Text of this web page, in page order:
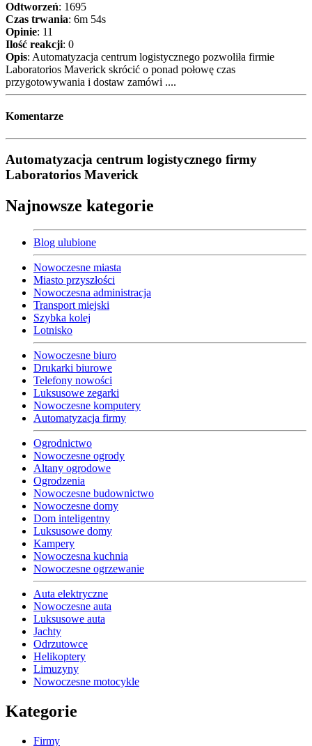
Odtworzeń: 1695
Czas trwania: 6m 54s
Opinie: 11
Ilość reakcji: 0
Opis: Automatyzacja centrum logistycznego pozwoliła firmie
Laboratorios Maverick skrócić o ponad połowę czas
przygotowywania i dostaw zamówi ....
Komentarze
Automatyzacja centrum logistycznego firmy
Laboratorios Maverick
Najnowsze kategorie
Blog ulubione
Nowoczesne miasta
Miasto przyszłości
Nowoczesna administracja
Transport miejski
Szybka kolej
Lotnisko
Nowoczesne biuro
Drukarki biurowe
Telefony nowości
Luksusowe zegarki
Nowoczesne komputery
Automatyzacja firmy
Ogrodnictwo
Nowoczesne ogrody
Altany ogrodowe
Ogrodzenia
Nowoczesne budownictwo
Nowoczesne domy
Dom inteligentny
Luksusowe domy
Kampery
Nowoczesna kuchnia
Nowoczesne ogrzewanie
Auta elektryczne
Nowoczesne auta
Luksusowe auta
Jachty
Odrzutowce
Helikoptery
Limuzyny
Nowoczesne motocykle
Kategorie
Firmy